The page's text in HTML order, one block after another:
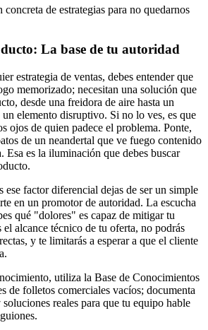
concreta de estrategias para no quedarnos
La base de tu autoridad
estrategia de ventas, debes entender que
memorizado; necesitan una solución que
desde una freidora de aire hasta un
elemento disruptivo. Si no lo ves, es que
ojos de quien padece el problema. Ponte,
de un neandertal que ve fuego contenido
Esa es la iluminación que debes buscar
ese factor diferencial dejas de ser un simple
en un promotor de autoridad. La escucha
qué "dolores" es capaz de mitigar tu
alcance técnico de tu oferta, no podrás
y te limitarás a esperar a que el cliente
utiliza la Base de Conocimientos
de folletos comerciales vacíos; documenta
reales para que tu equipo hable